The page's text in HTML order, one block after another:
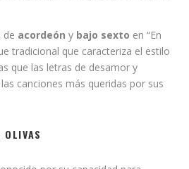
de acordeón y bajo sexto en “En
tradicional que caracteriza el estilo
que las letras de desamor y
canciones más queridas por sus
OLIVAS